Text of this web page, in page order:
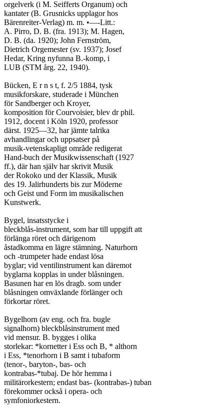
orgelverk (i M. Seifferts Organum) och
kantater (B. Grusnicks upplagor hos
Bärenreiter-Verlag) m. m. •—-Litt.:
A. Pirro, D. B. (fra. 1913); M. Hagen,
D. B. (da. 1920); John Fernström,
Dietrich Orgemester (sv. 1937); Josef
Hedar, Kring nyfunna B.-komp, i
LUB (STM årg. 22, 1940).
Bücken, E r n s t, f. 2/5 1884, tysk
musikforskare, studerade i München
för Sandberger och Kroyer,
komposition för Courvoisier, blev dr phil.
1912, docent i Köln 1920, professor
därst. 1925—32, har jämte talrika
avhandlingar och uppsatser på
musik-vetenskapligt område redigerat
Hand-buch der Musikwissenschaft (1927
ff.), där han själv har skrivit Musik
der Rokoko und der Klassik, Musik
des 19. Jalirhunderts bis zur Möderne
och Geist und Form im musikalischen
Kunstwerk.
Bygel, insatsstycke i
bleckblås-instrument, som har till uppgift att
förlänga röret och därigenom
åstadkomma en lägre stämning. Naturhorn
och -trumpeter hade endast lösa
byglar; vid ventilinstrument kan däremot
byglarna kopplas in under blåsningen.
Basunen har en lös dragb. som under
blåsningen omväxlande förlänger och
förkortar röret.
Bygelhorn (av eng. och fra. bugle
signalhorn) bleckblåsinstrument med
vid mensur. B. bygges i olika
storlekar: *kornetter i Ess och B, * althorn
i Ess, *tenorhorn i B samt i tubaform
(tenor-, baryton-, bas- och
kontrabas-*tubaj. De hör hemma i
militärorkestern; endast bas- (kontrabas-) tuban
förekommer också i opera- och
symfoniorkestern.